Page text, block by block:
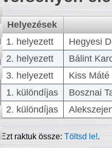
Helyezések
1. helyezett
Hegyesi
2. helyezett
Bálint
3. helyezett
Kiss
1. különdíjas
Bosznai
2. különdíjas
Ezt raktuk össze:Töltsd le!.